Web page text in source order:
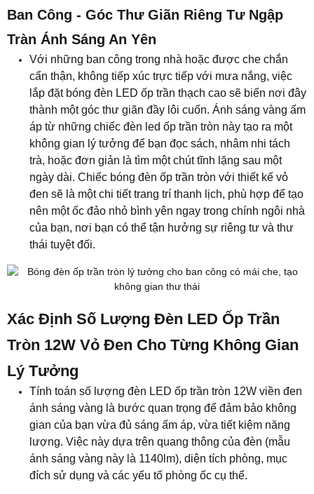
Ban Công - Góc Thư Giãn Riêng Tư Ngập
Tràn Ánh Sáng An Yên
Với những ban công trong nhà hoặc được che chắn
cẩn thận, không tiếp xúc trực tiếp với mưa nắng, việc
lắp đặt bóng đèn LED ốp trần thạch cao sẽ biến nơi đây
thành một góc thư giãn đầy lôi cuốn. Ánh sáng vàng ấm
áp từ những chiếc đèn led ốp trần tròn này tạo ra một
không gian lý tưởng để bạn đọc sách, nhâm nhi tách
trà, hoặc đơn giản là tìm một chút tĩnh lặng sau một
ngày dài. Chiếc bóng đèn ốp trần tròn với thiết kế vỏ
đen sẽ là một chi tiết trang trí thanh lịch, phù hợp để tạo
nên một ốc đảo nhỏ bình yên ngay trong chính ngôi nhà
của bạn, nơi bạn có thể tận hưởng sự riêng tư và thư
thái tuyệt đối.
Xác Định Số Lượng Đèn LED Ốp Trần
Tròn 12W Vỏ Đen Cho Từng Không Gian
Lý Tưởng
Tính toán số lượng đèn LED ốp trần tròn 12W viền đen
ánh sáng vàng là bước quan trọng để đảm bảo không
gian của bạn vừa đủ sáng ấm áp, vừa tiết kiệm năng
lượng. Việc này dựa trên quang thông của đèn (mẫu
ánh sáng vàng này là 1140lm), diện tích phòng, mục
đích sử dụng và các yếu tố phòng ốc cụ thể.